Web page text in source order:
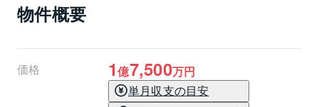
物件概要
価格 1億7,500万円
単月収支の目安